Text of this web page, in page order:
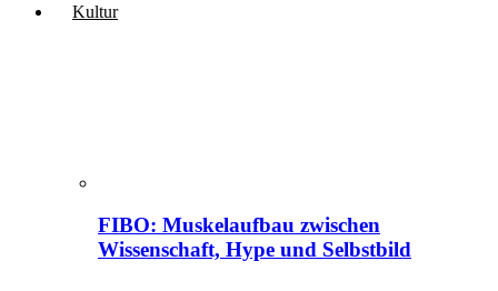
Kultur
FIBO: Muskelaufbau zwischen
Wissenschaft, Hype und Selbstbild